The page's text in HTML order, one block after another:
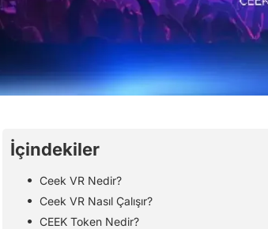
İçindekiler
Ceek VR Nedir?
Ceek VR Nasıl Çalışır?
CEEK Token Nedir?